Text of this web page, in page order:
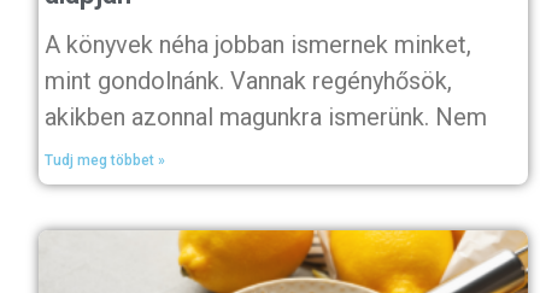
A könyvek néha jobban ismernek minket,
mint gondolnánk. Vannak regényhősök,
akikben azonnal magunkra ismerünk. Nem
Tudj meg többet »